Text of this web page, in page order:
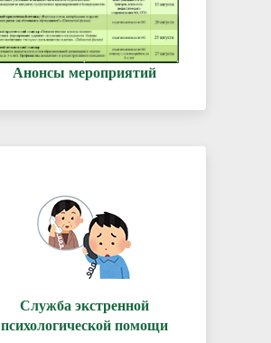
Анонсы мероприятий
Служба экстренной
психологической помощи